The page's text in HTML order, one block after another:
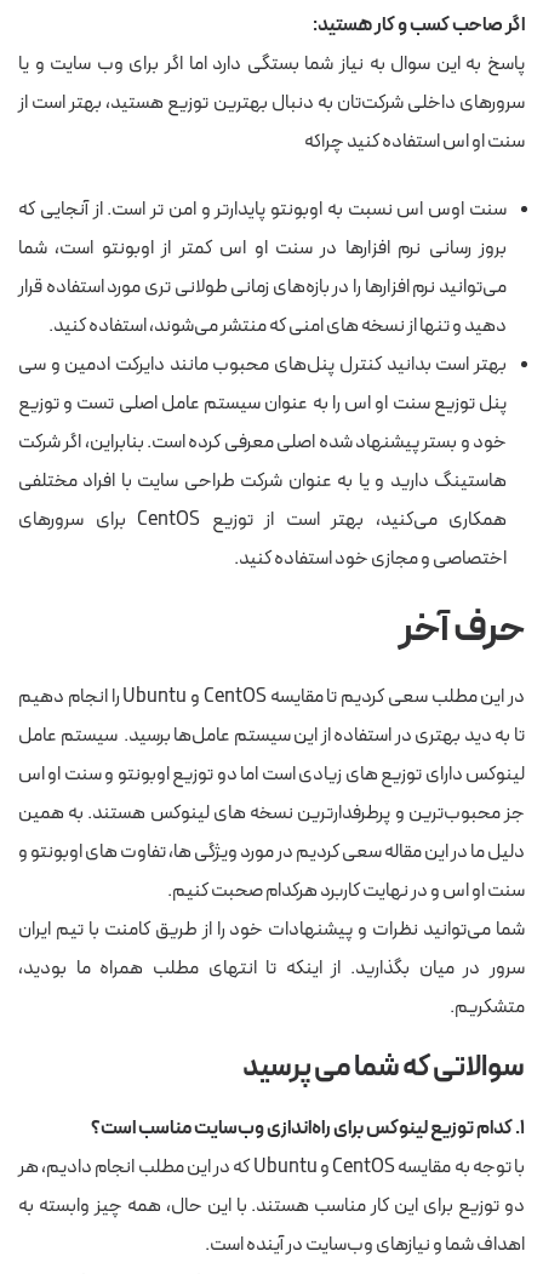
اگر صاحب کسب و کار هستید:
پاسخ به این سوال به نیاز شما بستگی دارد اما اگر برای وب سایت و یا
سرورهای داخلی شرکت‌تان به دنبال بهترین توزیع هستید، بهتر است از
سنت او اس استفاده کنید چراکه
سنت اوس اس نسبت به اوبونتو پایدارتر و امن تر است. از آنجایی که
بروز رسانی نرم افزارها در سنت او اس کمتر از اوبونتو است، شما
می‌توانید نرم افزارها را در بازه‌های زمانی طولانی تری مورد استفاده قرار
دهید و تنها از نسخه های امنی که منتشر می‌شوند، استفاده کنید.
بهتر است بدانید کنترل پنل‌های محبوب مانند دایرکت ادمین و سی
پنل توزیع سنت او اس را به عنوان سیستم عامل اصلی تست و توزیع
خود و بستر پیشنهاد شده اصلی معرفی کرده است. بنابراین، اگر شرکت
هاستینگ دارید و یا به عنوان شرکت طراحی سایت با افراد مختلفی
همکاری می‌کنید، بهتر است از توزیع CentOS برای سرورهای
اختصاصی و مجازی خود استفاده کنید.
حرف آخر
در این مطلب سعی کردیم تا مقایسه CentOS و Ubuntu را انجام دهیم
تا به دید بهتری در استفاده از این سیستم عامل‌ها برسید. سیستم عامل
لینوکس دارای توزیع های زیادی است اما دو توزیع اوبونتو و سنت او اس
جز محبوب‌ترین و پرطرفدارترین نسخه های لینوکس هستند. به همین
دلیل ما در این مقاله سعی کردیم در مورد ویژگی ها، تفاوت های اوبونتو و
سنت او اس و در نهایت کاربرد هرکدام صحبت کنیم.
شما می‌توانید نظرات و پیشنهادات خود را از طریق کامنت با تیم ایران
سرور در میان بگذارید. از اینکه تا انتهای مطلب همراه ما بودید،
متشکریم.
سوالاتی که شما می پرسید
۱. کدام توزیع لینوکس برای راه‌اندازی وب‌سایت مناسب است؟
با توجه به مقایسه CentOS و Ubuntu که در این مطلب انجام دادیم، هر
دو توزیع برای این کار مناسب هستند. با این حال، همه چیز وابسته به
اهداف شما و نیازهای وب‌سایت در آینده است.